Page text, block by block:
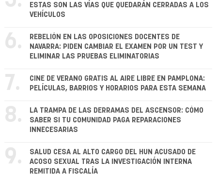
ESTAS SON LAS VÍAS QUE QUEDARÁN CERRADAS A LOS
VEHÍCULOS
6.
REBELIÓN EN LAS OPOSICIONES DOCENTES DE
NAVARRA: PIDEN CAMBIAR EL EXAMEN POR UN TEST Y
ELIMINAR LAS PRUEBAS ELIMINATORIAS
7.
CINE DE VERANO GRATIS AL AIRE LIBRE EN PAMPLONA:
PELÍCULAS, BARRIOS Y HORARIOS PARA ESTA SEMANA
8.
LA TRAMPA DE LAS DERRAMAS DEL ASCENSOR: CÓMO
SABER SI TU COMUNIDAD PAGA REPARACIONES
INNECESARIAS
9.
SALUD CESA AL ALTO CARGO DEL HUN ACUSADO DE
ACOSO SEXUAL TRAS LA INVESTIGACIÓN INTERNA
REMITIDA A FISCALÍA